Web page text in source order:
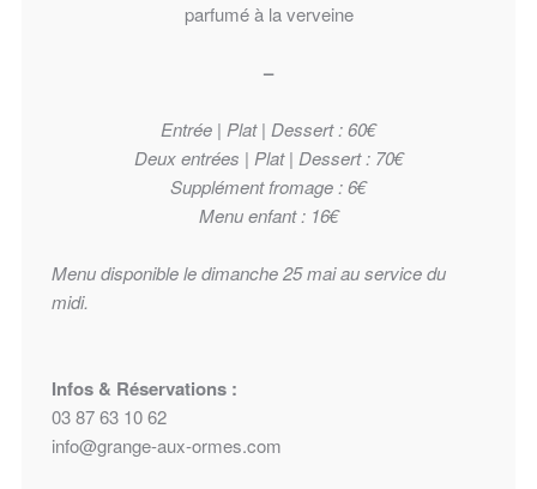
parfumé à la verveine
–
Entrée | Plat | Dessert : 60€
Deux entrées | Plat | Dessert : 70€
Supplément fromage : 6€
Menu enfant : 16€
Menu disponible le dimanche 25 mai au service du
midi.
Infos & Réservations :
03 87 63 10 62
info@grange-aux-ormes.com